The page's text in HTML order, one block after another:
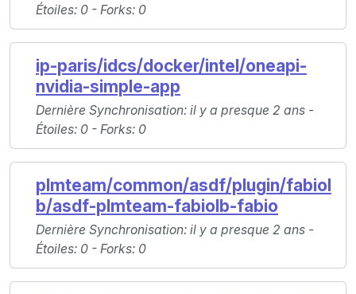
Étoiles: 0 - Forks: 0
ip-paris/idcs/docker/intel/oneapi-
nvidia-simple-app
Dernière Synchronisation: il y a presque 2 ans -
Étoiles: 0 - Forks: 0
plmteam/common/asdf/plugin/fabiol
b/asdf-plmteam-fabiolb-fabio
Dernière Synchronisation: il y a presque 2 ans -
Étoiles: 0 - Forks: 0